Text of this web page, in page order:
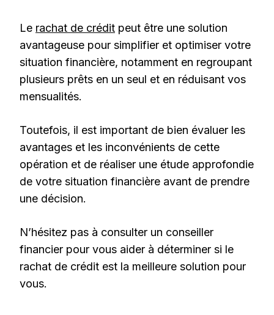
Le rachat de crédit peut être une solution
avantageuse pour simplifier et optimiser votre
situation financière, notamment en regroupant
plusieurs prêts en un seul et en réduisant vos
mensualités.
Toutefois, il est important de bien évaluer les
avantages et les inconvénients de cette
opération et de réaliser une étude approfondie
de votre situation financière avant de prendre
une décision.
N’hésitez pas à consulter un conseiller
financier pour vous aider à déterminer si le
rachat de crédit est la meilleure solution pour
vous.